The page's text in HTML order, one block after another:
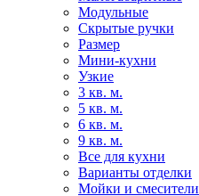
Модульные
Скрытые ручки
Размер
Мини-кухни
Узкие
3 кв. м.
5 кв. м.
6 кв. м.
9 кв. м.
Все для кухни
Варианты отделки
Мойки и смесители